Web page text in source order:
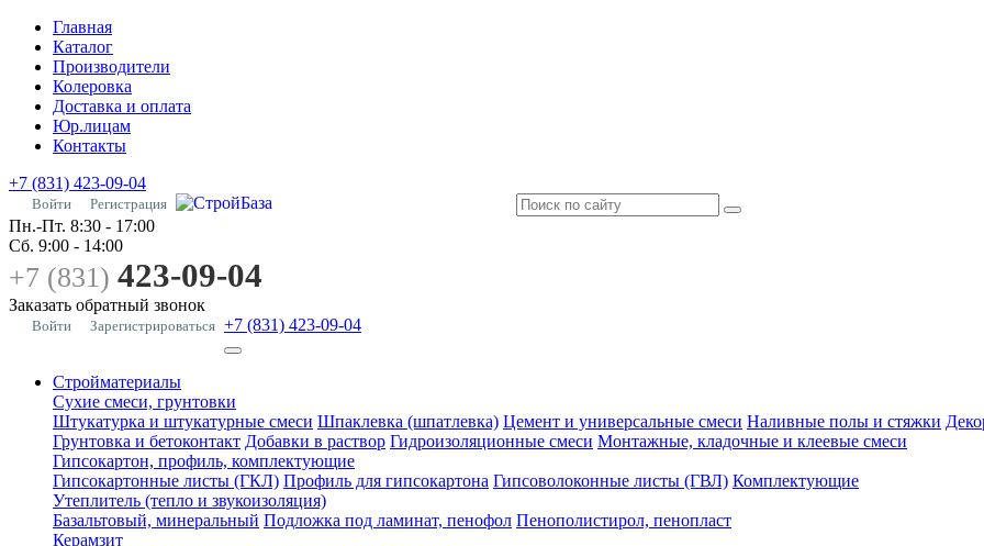
Главная
Каталог
Производители
Колеровка
Доставка и оплата
Юр.лицам
Контакты
+7 (831) 423-09-04
Войти Регистрация
Пн.-Пт. 8:30 - 17:00
Сб. 9:00 - 14:00
+7 (831) 423-09-04
Заказать обратный звонок
Войти Зарегистрироваться +7 (831) 423-09-04
Стройматериалы
Сухие смеси, грунтовки
Штукатурка и штукатурные смеси Шпаклевка (шпатлевка) Цемент и универсальные смеси Наливные полы и стяжки
Грунтовка и бетоконтакт Добавки в раствор Гидроизоляционные смеси Монтажные, кладочные и клеевые смеси
Гипсокартон, профиль, комплектующие
Гипсокартонные листы (ГКЛ) Профиль для гипсокартона Гипсоволоконные листы (ГВЛ) Комплектующие
Утеплитель (тепло и звукоизоляция)
Базальтовый, минеральный Подложка под ламинат, пенофол Пенополистирол, пенопласт
Керамзит